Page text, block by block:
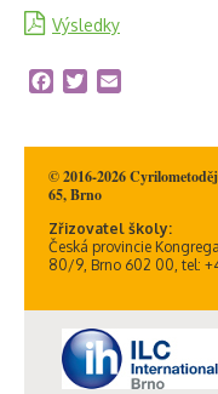
Výsledky
Facebook
Twitter
© 2016-2026
65, Brno
Zřizovatel školy:
Česká provincie
80/9, Brno 602 00, tel: